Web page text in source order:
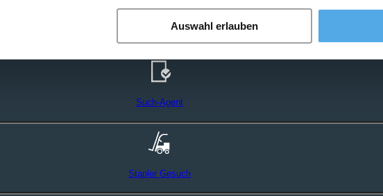
Auswahl erlauben
Such-Agent
Stapler Gesuch